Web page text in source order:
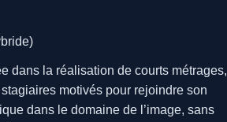
dans la réalisation de courts métrages,
motivés pour rejoindre son
dans le domaine de l’image, sans